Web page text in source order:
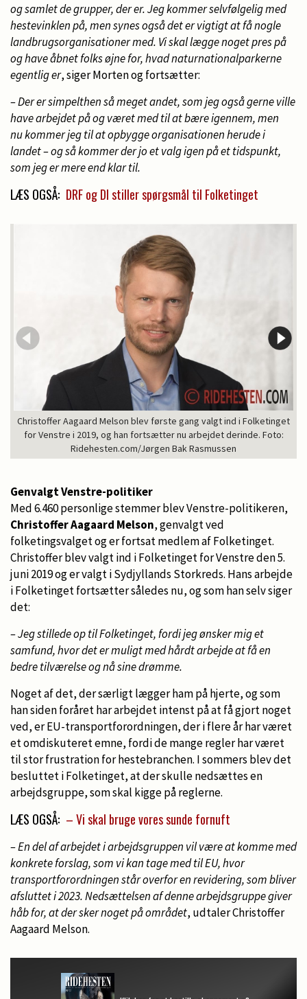
og samlet de grupper, der er. Jeg kommer selvfølgelig med
hestevinklen på, men synes også det er vigtigt at få nogle
landbrugsorganisationer med. Vi skal lægge noget pres på
og have åbnet folks øjne for, hvad naturnationalparkerne
egentlig er, siger Morten og fortsætter:
– Der er simpelthen så meget andet, som jeg også gerne ville
have arbejdet på og været med til at bære igennem, men
nu kommer jeg til at opbygge organisationen herude i
landet – og så kommer der jo et valg igen på et tidspunkt,
som jeg er mere end klar til.
LÆS OGSÅ: DRF og DI stiller spørgsmål til Folketinget
Christoffer Aagaard Melson blev første gang valgt ind i Folketinget
for Venstre i 2019, og han fortsætter nu arbejdet derinde. Foto:
Ridehesten.com/Jørgen Bak Rasmussen
Genvalgt Venstre-politiker
Med 6.460 personlige stemmer blev Venstre-politikeren,
Christoffer Aagaard Melson, genvalgt ved
folketingsvalget og er fortsat medlem af Folketinget.
Christoffer blev valgt ind i Folketinget for Venstre den 5.
juni 2019 og er valgt i Sydjyllands Storkreds. Hans arbejde
i Folketinget fortsætter således nu, og som han selv siger
det:
– Jeg stillede op til Folketinget, fordi jeg ønsker mig et
samfund, hvor det er muligt med hårdt arbejde at få en
bedre tilværelse og nå sine drømme.
Noget af det, der særligt lægger ham på hjerte, og som
han siden foråret har arbejdet intenst på at få gjort noget
ved, er EU-transportforordningen, der i flere år har været
et omdiskuteret emne, fordi de mange regler har været
til stor frustration for hestebranchen. I sommers blev det
besluttet i Folketinget, at der skulle nedsættes en
arbejdsgruppe, som skal kigge på reglerne.
LÆS OGSÅ: – Vi skal bruge vores sunde fornuft
– En del af arbejdet i arbejdsgruppen vil være at komme med
konkrete forslag, som vi kan tage med til EU, hvor
transportforordningen står overfor en revidering, som bliver
afsluttet i 2023. Nedsættelsen af denne arbejdsgruppe giver
håb for, at der sker noget på området, udtaler Christoffer
Aagaard Melson.